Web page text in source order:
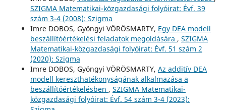
SZIGMA Matematikai-közgazdasági folyóirat: Évf. 39
szám 3-4 (2008): Szigma
Imre DOBOS, Gyöngyi VÖRÖSMARTY, Egy DEA modell
beszállítóértékelési feladatok megoldására , SZIGMA
Matematikai-közgazdasági folyóirat: Évf. 51 szám 2
(2020): Szigma
Imre DOBOS, Gyöngyi VÖRÖSMARTY, Az additív DEA
modell kereszthatékonyságának alkalmazása a
beszállítóértékelésben , SZIGMA Matematikai-
közgazdasági folyóirat: Évf. 54 szám 3-4 (2023):